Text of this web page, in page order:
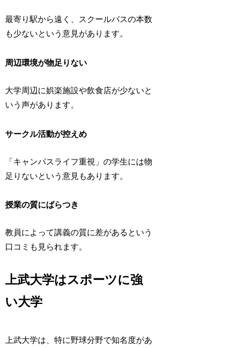
最寄り駅から遠く、スクールバスの本数
も少ないという意見があります。
周辺環境が物足りない
大学周辺に娯楽施設や飲食店が少ないと
いう声があります。
サークル活動が控えめ
「キャンパスライフ重視」の学生には物
足りないという意見もあります。
授業の質にばらつき
教員によって講義の質に差があるという
口コミも見られます。
上武大学はスポーツに強
い大学
上武大学は、特に野球分野で知名度があ